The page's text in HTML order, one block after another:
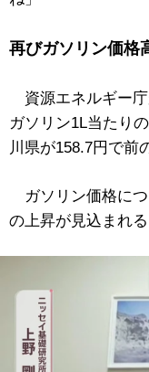
再びガソリン価格
資源エネルギー庁
ガソリン1L当たり
川県が158.7円で前
ガソリン価格につ
の上昇が見込まれる